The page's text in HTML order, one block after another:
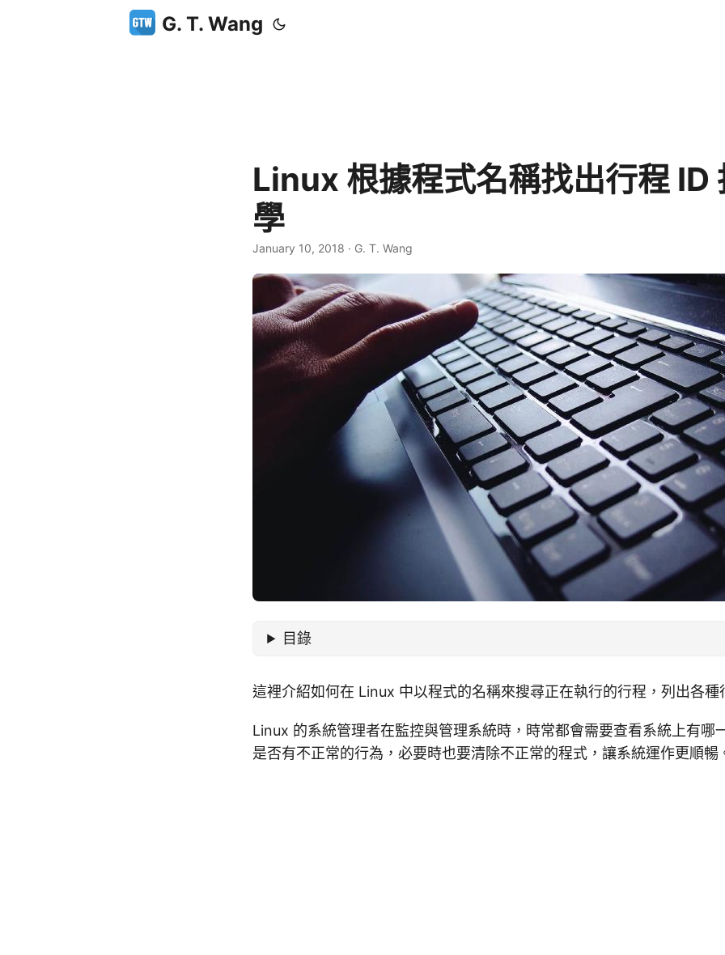
G. T. Wang
Linux 根據程式名稱找出行程 ID
學
January 10, 2018 · G. T. Wang
目錄
這裡介紹如何在 Linux 中以程式的名稱來搜尋正在執行的行程，列出各種
Linux 的系統管理者在監控與管理系統時，時常都會需要查看系統上有哪
是否有不正常的行為，必要時也要清除不正常的程式，讓系統運作更順暢